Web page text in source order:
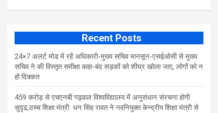
Recent Posts
24×7 अलर्ट मोड में रहें अधिकारी-मुख्य सचिव मानसून-एसईओसी से मुख्य
सचिव ने की विस्तृत समीक्षा कहा-बंद सड़कों को शीघ्र खोला जाए, लोगों को न
हो दिक्कत
459 करोड़ से एचएनबी गढ़वाल विश्वविद्यालय में अनुसंधान संरचना होगी
सुदृढ,उच्च शिक्षा मंत्री धन सिंह रावत ने नवनियुक्त केन्द्रीय शिक्षा मंत्री से